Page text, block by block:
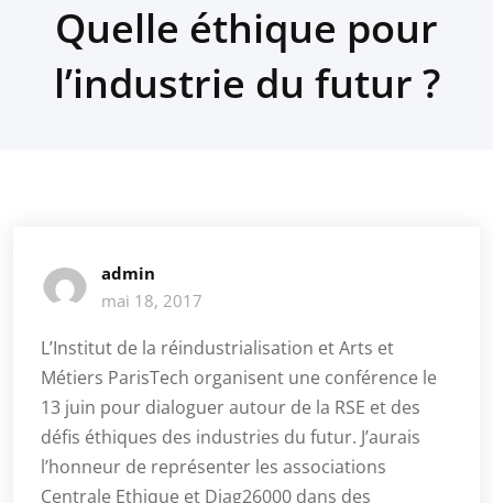
Quelle éthique pour
l’industrie du futur ?
admin
mai 18, 2017
L’Institut de la réindustrialisation et Arts et
Métiers ParisTech organisent une conférence le
13 juin pour dialoguer autour de la RSE et des
défis éthiques des industries du futur. J’aurais
l’honneur de représenter les associations
Centrale Ethique et Diag26000 dans des